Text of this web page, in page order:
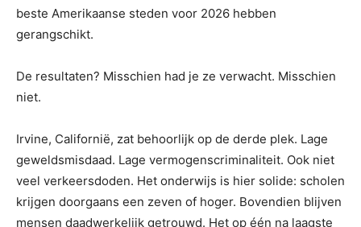
beste Amerikaanse steden voor 2026 hebben
gerangschikt.
De resultaten? Misschien had je ze verwacht. Misschien
niet.
Irvine, Californië, zat behoorlijk op de derde plek. Lage
geweldsmisdaad. Lage vermogenscriminaliteit. Ook niet
veel verkeersdoden. Het onderwijs is hier solide: scholen
krijgen doorgaans een zeven of hoger. Bovendien blijven
mensen daadwerkelijk getrouwd. Het op één na laagste